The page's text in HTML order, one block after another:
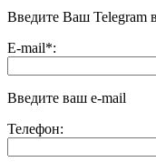
Введите Ваш Telegram
E-mail*:
Введите ваш e-mail
Телефон: